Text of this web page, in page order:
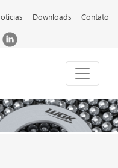
Downloads Contato